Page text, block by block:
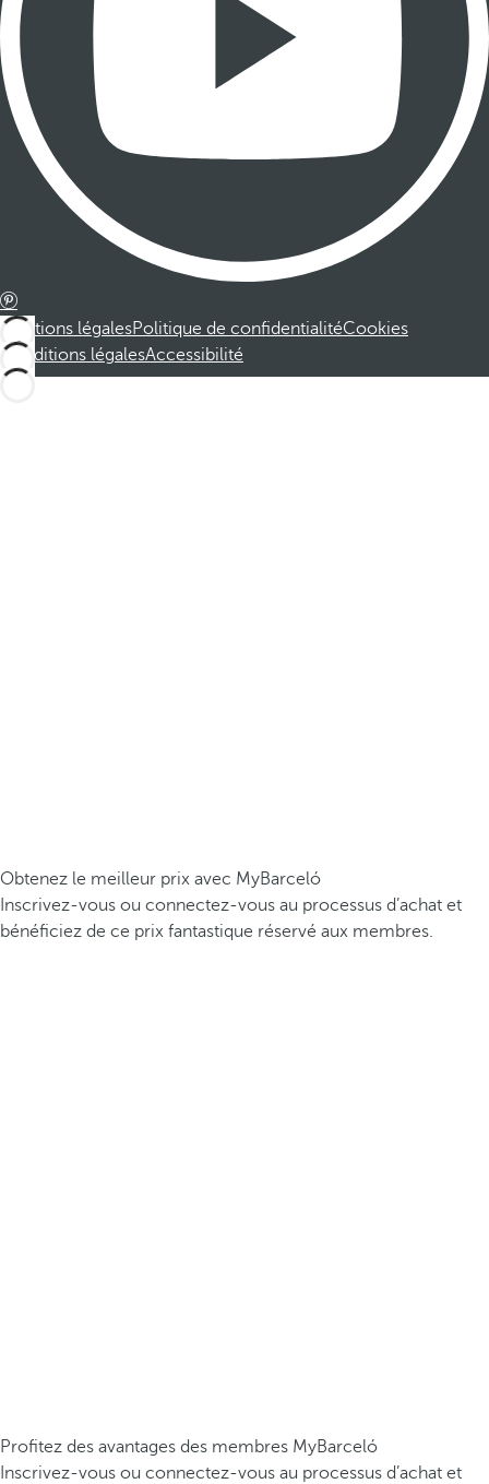
Mentions légalesPolitique de confidentialitéCookies
Conditions légalesAccessibilité
Obtenez le meilleur prix avec MyBarceló
Inscrivez-vous ou connectez-vous au processus d’achat et
bénéficiez de ce prix fantastique réservé aux membres.
Profitez des avantages des membres MyBarceló
Inscrivez-vous ou connectez-vous au processus d’achat et